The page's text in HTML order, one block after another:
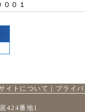
０１
イトについて ｜ プライ
424番地1